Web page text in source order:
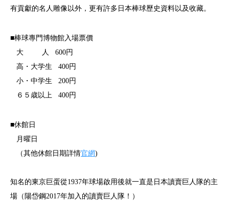
有貢獻的名人雕像以外，更有許多日本棒球歷史資料以及收藏。
■棒球專門博物館入場票價
大 人 600円
高・大学生 400円
小・中学生 200円
６５歳以上 400円
■休館日
月曜日
（其他休館日期詳情官網)
知名的東京巨蛋從1937年球場啟用後就一直是日本讀賣巨人隊的主
場（陽岱鋼2017年加入的讀賣巨人隊！）